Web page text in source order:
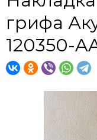
грифа
120350-